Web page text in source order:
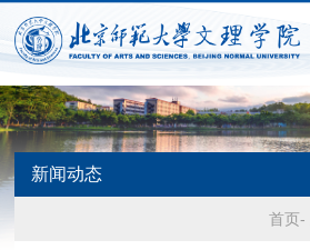
新闻动态
首页-